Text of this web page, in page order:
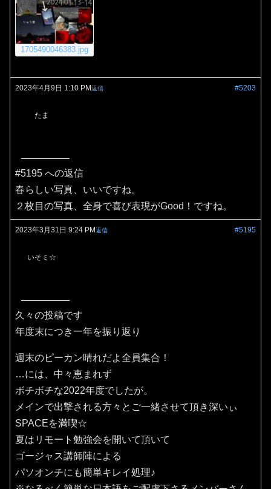
1705490046383.jpg
2023年4月9日 1:10 PM #5203
返信
たま
#5195 への返信
春らしい写真、いいですね。
２枚目の写真、全身で喜び表現がGood！ですね。
2023年3月31日 9:24 PM #5195
返信
いそミ☆
久々の投稿です
年度末につき一年を振り返り
週末のピーカン晴れだよ全員集合！
…には、中々恵まれず
ボチボチな2022年度でしたが。
メインで出撃される方々とご一緒させて頂き深いぃ
SPACEを満喫☆
夏はリモート勉強会を開いて頂いて
ゴージャス講師陣による
パソオンチにも簡単キレイ処理♪